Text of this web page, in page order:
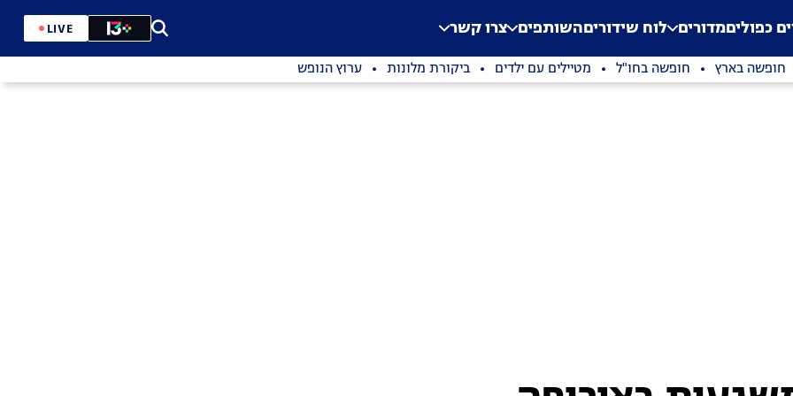
Application error: a
. כפוליםמדורים לוח שידוריםהשותפים צרו קשר LIVE
חופשה בארץ חופשה בחו"ל מטיילים עם ילדים ביקורת מלונות ערוץ הנופש